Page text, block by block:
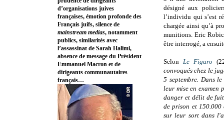
désigné aux
l’individu qui s’est
chargée ainsi qu’à
munitions. Eric
être interrogé, a
Selon Le Figaro
convoqués chez le
5 septembre. Dans
leur mise en examen
danger et délit de
de prison et
sur leur sort dans
d’organisations juives
françaises, émotion profonde des
Français juifs, silence de
mainstream medias, notamment
publics, similarités avec
l’assassinat de Sarah Halimi,
absence de message du Président
Emmanuel Macron et de
dirigeants communautaires
français…